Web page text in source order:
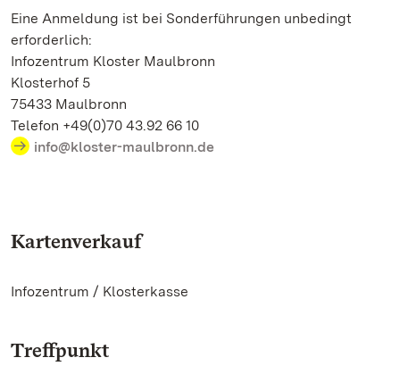
Eine Anmeldung ist bei Sonderführungen unbedingt
erforderlich:
Infozentrum Kloster Maulbronn
Klosterhof 5
75433 Maulbronn
Telefon +49(0)70 43.92 66 10
info@kloster-maulbronn.de
Kartenverkauf
Infozentrum / Klosterkasse
Treffpunkt